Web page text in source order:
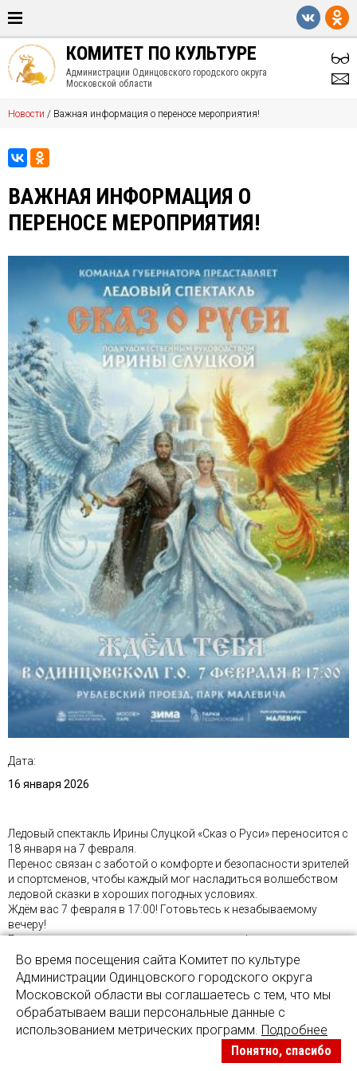
КОМИТЕТ ПО КУЛЬТУРЕ
Администрации Одинцовского городского округа
Московской области
Новости / Важная информация о переносе мероприятия!
ВАЖНАЯ ИНФОРМАЦИЯ О
ПЕРЕНОСЕ МЕРОПРИЯТИЯ!
Дата:
16 января 2026
Ледовый спектакль Ирины Слуцкой «Сказ о Руси» переносится с
18 января на 7 февраля.
Перенос связан с заботой о комфорте и безопасности зрителей
и спортсменов, чтобы каждый мог насладиться волшебством
ледовой сказки в хороших погодных условиях.
Ждём вас 7 февраля в 17:00! Готовьтесь к незабываемому
вечеру!
Благодарим за понимание и вашу поддержку!
sov26@mail.ru
© 2026. Комитет по культуре Администрации Одинцовского городского
Во время посещения сайта Комитет по культуре
Администрации Одинцовского городского округа
Московской области вы соглашаетесь с тем, что мы
обрабатываем ваши персональные данные с
использованием метрических программ. Подробнее
Понятно, спасибо